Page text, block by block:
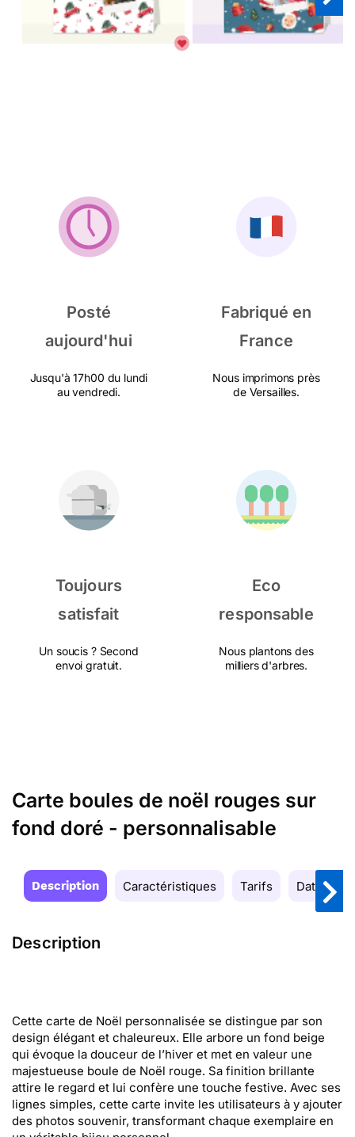
Posté
aujourd'hui
Jusqu'à 17h00 du lundi
au vendredi.
Fabriqué en
France
Nous imprimons près
de Versailles.
Toujours
satisfait
Un soucis ? Second
envoi gratuit.
Eco
responsable
Nous plantons des
milliers d'arbres.
Carte boules de noël rouges sur
fond doré - personnalisable
Description Caractéristiques Tarifs Date de
Description
Cette carte de Noël personnalisée se distingue par son
design élégant et chaleureux. Elle arbore un fond beige
qui évoque la douceur de l’hiver et met en valeur une
majestueuse boule de Noël rouge. Sa finition brillante
attire le regard et lui confère une touche festive. Avec ses
lignes simples, cette carte invite les utilisateurs à y ajouter
des photos souvenir, transformant chaque exemplaire en